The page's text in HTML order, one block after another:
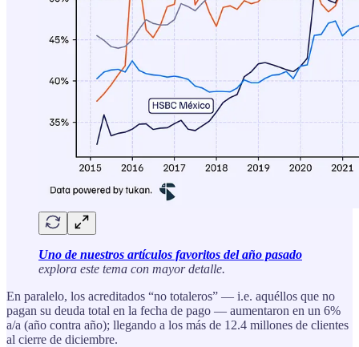
Uno de nuestros artículos favoritos del año pasado
explora este tema con mayor detalle.
En paralelo, los acreditados “no totaleros” — i.e. aquéllos que no
pagan su deuda total en la fecha de pago — aumentaron en un 6%
a/a (año contra año); llegando a los más de 12.4 millones de clientes
al cierre de diciembre.